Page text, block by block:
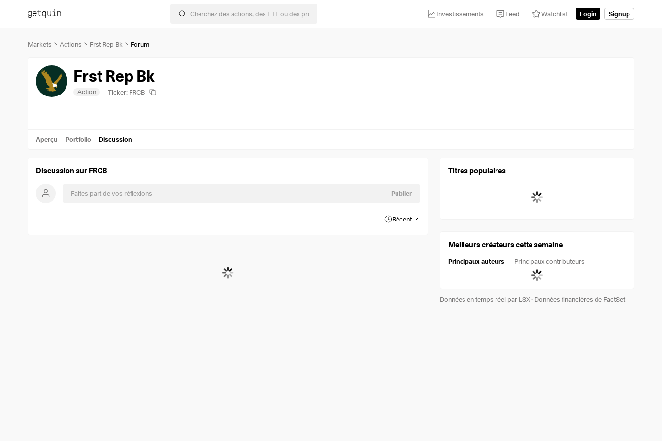
Investissements Feed Watchlist Login Signup
Markets Actions Frst Rep Bk Forum
Frst Rep Bk
Action Ticker: FRCB
Aperçu Portfolio Discussion
Discussion sur FRCB
Publier
Récent
Titres populaires
Meilleurs créateurs cette semaine
Principaux auteurs Principaux contributeurs
Données en temps réel par LSX· Données financières de FactSet